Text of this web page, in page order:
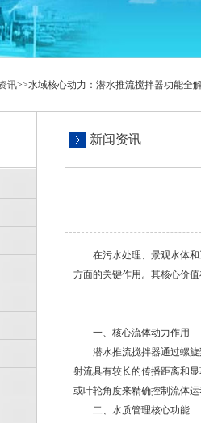
讯>>水域核心动力：潜水推流搅拌器功能全
新闻资讯
在污水处理、景观水体和
方面的关键作用。其核心价
一、核心流体动力作用
潜水推流搅拌器通过螺旋
射流具有较长的传播距离和
或叶轮角度来精确控制流体
二、水质管理核心功能